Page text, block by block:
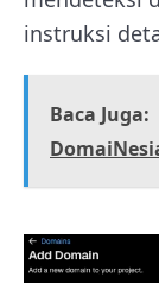
instruksi
Baca Juga: